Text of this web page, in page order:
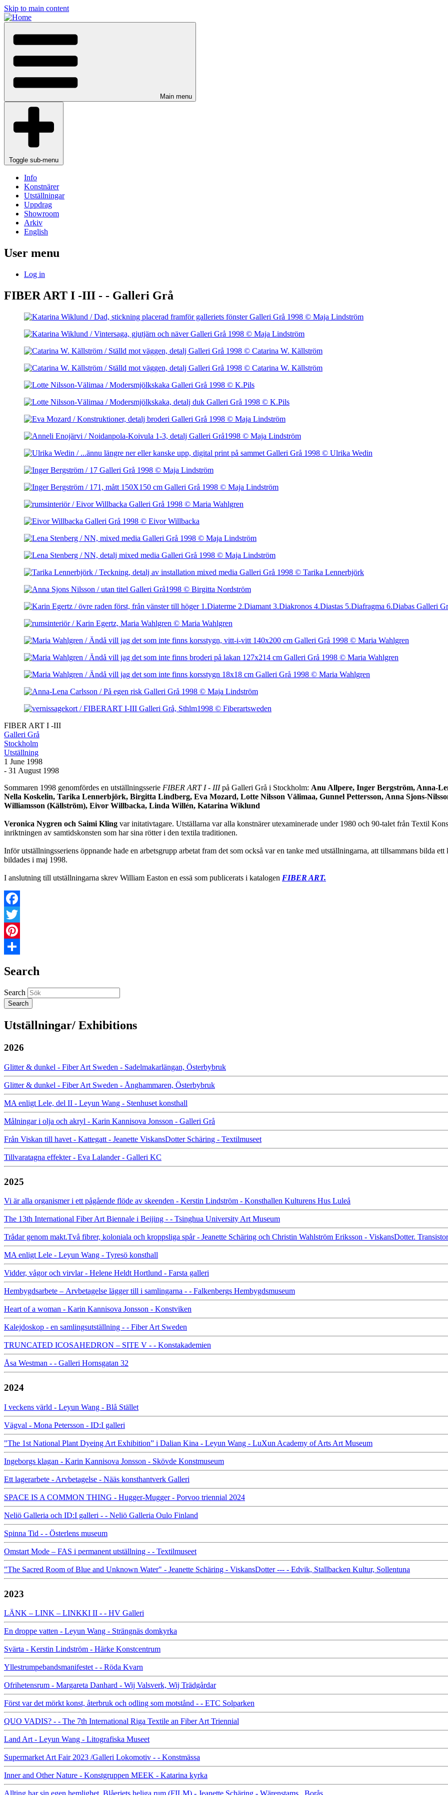
Skip to main content
Main menu
Toggle sub-menu
Info
Konstnärer
Utställningar
Uppdrag
Showroom
Arkiv
English
User menu
Log in
FIBER ART I -III - - Galleri Grå
FIBER ART I -III
Galleri Grå
Stockholm
Utställning
1 June 1998
- 31 August 1998
Sommaren 1998 genomfördes en utställningsserie FIBER ART I - IIIpå Galleri Grå i Stockholm: Anu Allpere, Inger Bergström, Anna-
Nella Koskelin, Tarika Lennerbjörk, Birgitta Lindberg, Eva Mozard, Lotte Nilsson Välimaa, Gunnel Pettersson, Anna Sjons-
Williamsson (Källström), Eivor Willbacka, Linda Willén, Katarina Wiklund
Veronica Nygren och Saimi Kling var initativtagare. Utställarna var alla konstnärer utexaminerade under 1980 och 90-talet från Textil
inriktningen av samtidskonsten som har sina rötter i den textila traditionen.
Inför utställningsseriens öppnande hade en arbetsgrupp arbetat fram det som också var en tanke med utställningarna, att tillsammans bilda
bildades i maj 1998.
I anslutning till utställningarna skrev William Easton en essä som publicerats i katalogen FIBER ART.
Facebook
Twitter
Pinterest
Search
Search
Utställningar/ Exhibitions
2026
Glitter & dunkel - Fiber Art Sweden - Sadelmakarlängan, Österbybruk
Glitter & dunkel - Fiber Art Sweden - Ånghammaren, Österbybruk
MA enligt Lele, del II - Leyun Wang - Stenhuset konsthall
Målningar i olja och akryl - Karin Kannisova Jonsson - Galleri Grå
Från Viskan till havet - Kattegatt - Jeanette ViskansDotter Schäring - Textilmuseet
Tillvaratagna effekter - Eva Lalander - Galleri KC
2025
Vi är alla organismer i ett pågående flöde av skeenden - Kerstin Lindström - Konsthallen Kulturens Hus Luleå
The 13th International Fiber Art Biennale i Beijing - - Tsinghua University Art Museum
Trådar genom makt.Två fibrer, koloniala och kroppsliga spår - Jeanette Schäring och Christin Wahlström Eriksson - ViskansDotter.
MA enligt Lele - Leyun Wang - Tyresö konsthall
Vidder, vågor och virvlar - Helene Heldt Hortlund - Farsta galleri
Hembygdsarbete – Arvbetagelse lägger till i samlingarna - - Falkenbergs Hembygdsmuseum
Heart of a woman - Karin Kannisova Jonsson - Konstviken
Kalejdoskop - en samlingsutställning - - Fiber Art Sweden
TRUNCATED ICOSAHEDRON – SITE V - - Konstakademien
Åsa Westman - - Galleri Hornsgatan 32
2024
I veckens värld - Leyun Wang - Blå Stället
Vägval - Mona Petersson - ID:I galleri
"The 1st National Plant Dyeing Art Exhibition” i Dalian Kina - Leyun Wang - LuXun Academy of Arts Art Museum
Ingeborgs klagan - Karin Kannisova Jonsson - Skövde Konstmuseum
Ett lagerarbete - Arvbetagelse - Nääs konsthantverk Galleri
SPACE IS A COMMON THING - Hugger-Mugger - Porvoo triennial 2024
Neliö Galleria och ID:I galleri - - Neliö Galleria Oulo Finland
Spinna Tid - - Österlens museum
Omstart Mode – FAS i permanent utställning - - Textilmuseet
"The Sacred Room of Blue and Unknown Water" - Jeanette Schäring - ViskansDotter --- - Edvik, Stallbacken Kultur, Sollentuna
2023
LÄNK – LINK – LINKKI II - - HV Galleri
En droppe vatten - Leyun Wang - Strängnäs domkyrka
Svärta - Kerstin Lindström - Härke Konstcentrum
Yllestrumpebandsmanifestet - - Röda Kvarn
Ofrihetensrum - Margareta Danhard - Wij Valsverk, Wij Trädgårdar
Först var det mörkt konst, återbruk och odling som motstånd - - ETC Solparken
QUO VADIS? - - The 7th International Riga Textile an Fiber Art Triennial
Land Art - Leyun Wang - Litografiska Museet
Supermarket Art Fair 2023 /Galleri Lokomotiv - - Konstmässa
Inner and Other Nature - Konstgruppen MEEK - Katarina kyrka